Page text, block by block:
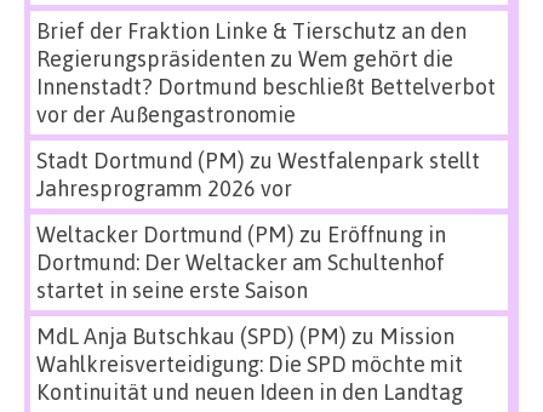
Brief der Fraktion Linke & Tierschutz an den
Regierungspräsidenten zu Wem gehört die
Innenstadt? Dortmund beschließt Bettelverbot
vor der Außengastronomie
Stadt Dortmund (PM) zu Westfalenpark stellt
Jahresprogramm 2026 vor
Weltacker Dortmund (PM) zu Eröffnung in
Dortmund: Der Weltacker am Schultenhof
startet in seine erste Saison
MdL Anja Butschkau (SPD) (PM) zu Mission
Wahlkreisverteidigung: Die SPD möchte mit
Kontinuität und neuen Ideen in den Landtag